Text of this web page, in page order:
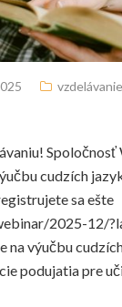
vzdelávanie
cudzích
sa ešte
2025-12/
výučbu
podujatia pre